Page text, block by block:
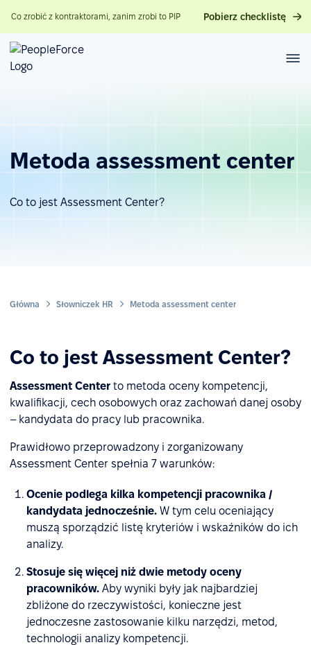
Co zrobić z kontraktorami, zanim zrobi to PIP Pobierz checklistę
Metoda assessment center
Co to jest Assessment Center?
Główna Słowniczek HR Metoda assessment center
Co to jest Assessment Center?
Assessment Center to metoda oceny kompetencji,
kwalifikacji, cech osobowych oraz zachowań danej osoby
– kandydata do pracy lub pracownika.
Prawidłowo przeprowadzony i zorganizowany
Assessment Center spełnia 7 warunków:
Ocenie podlega kilka kompetencji pracownika /
kandydata jednocześnie. W tym celu oceniający
muszą sporządzić listę kryteriów i wskaźników do ich
analizy.
Stosuje się więcej niż dwie metody oceny
pracowników. Aby wyniki były jak najbardziej
zbliżone do rzeczywistości, konieczne jest
jednoczesne zastosowanie kilku narzędzi, metod,
technologii analizy kompetencji.